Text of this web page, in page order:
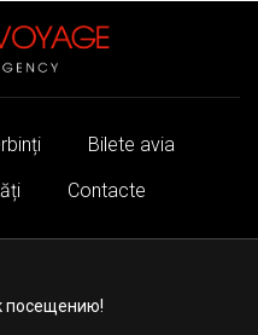
Bilete avia
Contacte
посещению!